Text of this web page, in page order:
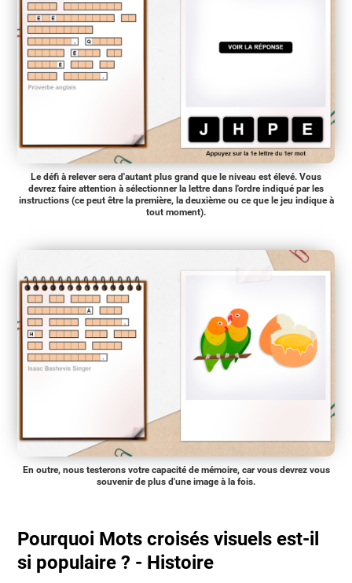
Le défi à relever sera d'autant plus grand que le niveau est élevé. Vous
devrez faire attention à sélectionner la lettre dans l'ordre indiqué par les
instructions (ce peut être la première, la deuxième ou ce que le jeu indique à
tout moment).
En outre, nous testerons votre capacité de mémoire, car vous devrez vous
souvenir de plus d'une image à la fois.
Pourquoi Mots croisés visuels est-il
si populaire ? - Histoire